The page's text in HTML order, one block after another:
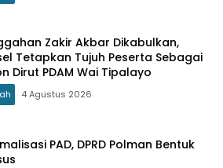
Zakir Akbar Dikabulkan,
Tetapkan Tujuh Peserta Sebagai
Dirut PDAM Wai Tipalayo
4 Agustus 2026
PAD, DPRD Polman Bentuk